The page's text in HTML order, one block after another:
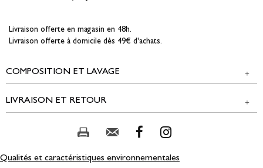
Livraison offerte en magasin en 48h.
Livraison offerte à domicile dès 49€ d'achats.
COMPOSITION ET LAVAGE
Tissu principal : 98% POLYESTER, 2% FIBRE METALLIQUE
Doublure : 100% POLYESTER
Composition et lavage :
LIVRAISON ET RETOUR
NOS MODES DE LIVRAISON
GRATUIT
Qualités et caractéristiques environnementales